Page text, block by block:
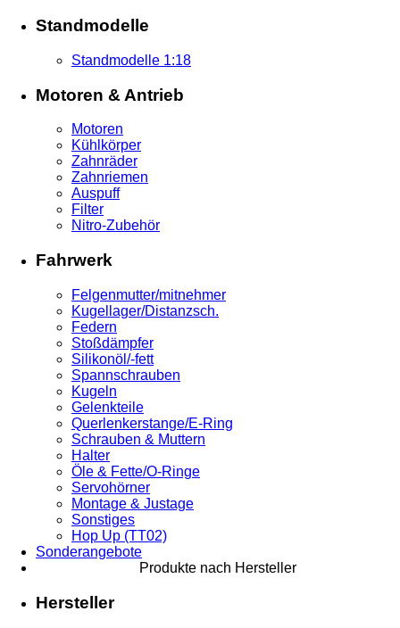
Standmodelle
Standmodelle 1:18
Motoren & Antrieb
Motoren
Kühlkörper
Zahnräder
Zahnriemen
Auspuff
Filter
Nitro-Zubehör
Fahrwerk
Felgenmutter/mitnehmer
Kugellager/Distanzsch.
Federn
Stoßdämpfer
Silikonöl/-fett
Spannschrauben
Kugeln
Gelenkteile
Querlenkerstange/E-Ring
Schrauben & Muttern
Halter
Öle & Fette/O-Ringe
Servohörner
Montage & Justage
Sonstiges
Hop Up (TT02)
Sonderangebote
Produkte nach Hersteller
Hersteller